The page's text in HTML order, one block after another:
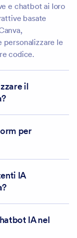
e chatbot ai loro
basate
personalizzare le
codice.
il
per
IA
IA nel